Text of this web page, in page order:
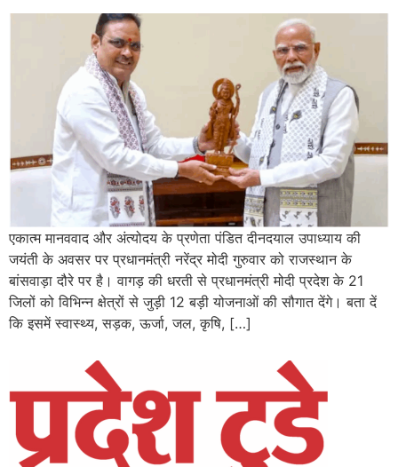
एकात्म मानववाद और अंत्योदय के प्रणेता पंडित दीनदयाल उपाध्याय की
जयंती के अवसर पर प्रधानमंत्री नरेंद्र मोदी गुरुवार को राजस्थान के
बांसवाड़ा दौरे पर है। वागड़ की धरती से प्रधानमंत्री मोदी प्रदेश के 21
जिलों को विभिन्न क्षेत्रों से जुड़ी 12 बड़ी योजनाओं की सौगात देंगे। बता दें
कि इसमें स्वास्थ्य, सड़क, ऊर्जा, जल, कृषि, […]